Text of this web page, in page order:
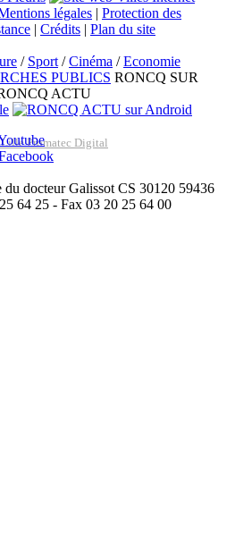
légales | Protection des
| Crédits | Plan du site
/ Sport /Cinéma /Economie
PUBLICS RONCQ SUR
ACTU
Promatec Digital
docteur Galissot CS 30120 59436
64 25 - Fax 03 20 25 64 00